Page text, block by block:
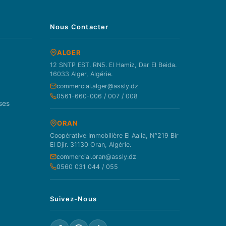
Nous Contacter
ALGER
12 SNTP EST. RN5. El Hamiz, Dar El Beida.
16033 Alger, Algérie.
commercial.alger@assly.dz
0561-660-006 / 007 / 008
ORAN
Coopérative Immobilière El Aalia, N°219 Bir
El Djir. 31130 Oran, Algérie.
commercial.oran@assly.dz
0560 031 044 / 055
Suivez-Nous